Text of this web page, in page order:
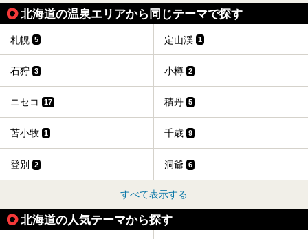
北海道の温泉エリアから同じテーマで探す
札幌 5 定山渓 1
石狩 3 小樽 2
ニセコ 17 積丹 5
苫小牧 1 千歳 9
登別 2 洞爺 6
すべて表示する
北海道の人気テーマから探す